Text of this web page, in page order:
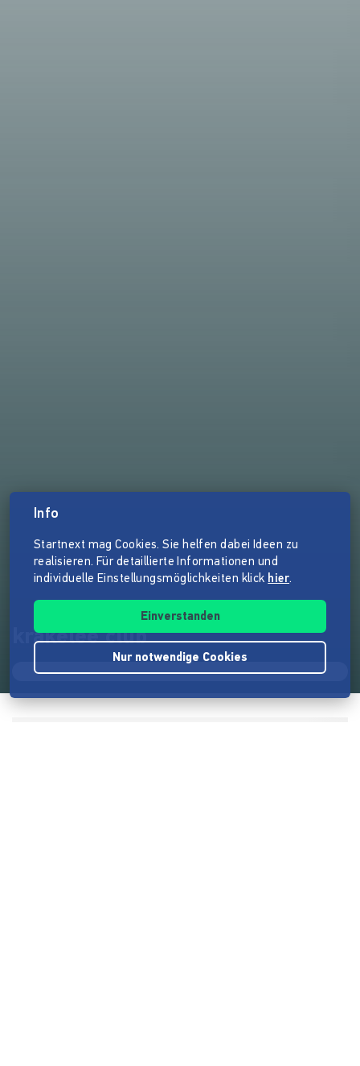
krakelee club
Info
Startnext mag Cookies. Sie helfen dabei Ideen zu
realisieren. Für detaillierte Informationen und
individuelle Einstellungsmöglichkeiten klick hier.
Einverstanden
Nur notwendige Cookies